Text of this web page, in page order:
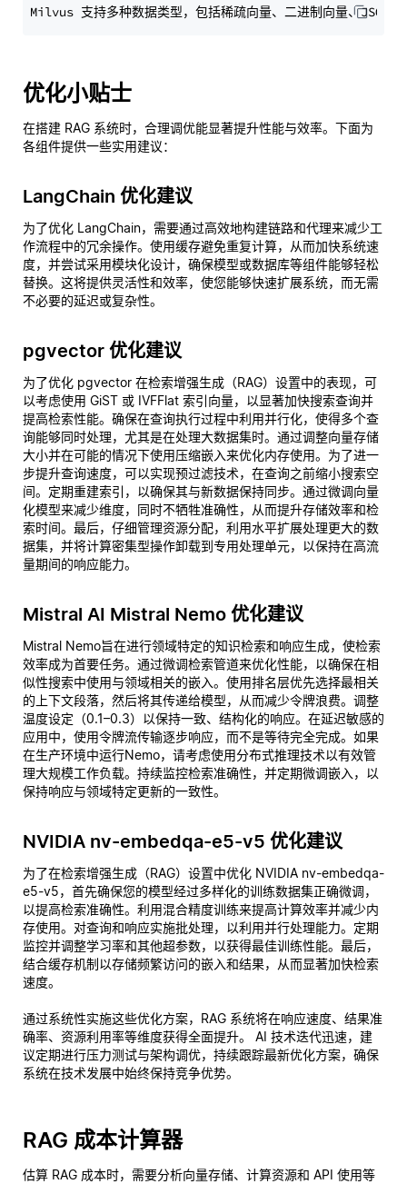
优化小贴士
在搭建 RAG 系统时，合理调优能显著提升性能与效率。下面为
各组件提供一些实用建议：
LangChain 优化建议
为了优化 LangChain，需要通过高效地构建链路和代理来减少工
作流程中的冗余操作。使用缓存避免重复计算，从而加快系统速
度，并尝试采用模块化设计，确保模型或数据库等组件能够轻松
替换。这将提供灵活性和效率，使您能够快速扩展系统，而无需
不必要的延迟或复杂性。
pgvector 优化建议
为了优化 pgvector 在检索增强生成（RAG）设置中的表现，可
以考虑使用 GiST 或 IVFFlat 索引向量，以显著加快搜索查询并
提高检索性能。确保在查询执行过程中利用并行化，使得多个查
询能够同时处理，尤其是在处理大数据集时。通过调整向量存储
大小并在可能的情况下使用压缩嵌入来优化内存使用。为了进一
步提升查询速度，可以实现预过滤技术，在查询之前缩小搜索空
间。定期重建索引，以确保其与新数据保持同步。通过微调向量
化模型来减少维度，同时不牺牲准确性，从而提升存储效率和检
索时间。最后，仔细管理资源分配，利用水平扩展处理更大的数
据集，并将计算密集型操作卸载到专用处理单元，以保持在高流
量期间的响应能力。
Mistral AI Mistral Nemo 优化建议
Mistral Nemo旨在进行领域特定的知识检索和响应生成，使检索
效率成为首要任务。通过微调检索管道来优化性能，以确保在相
似性搜索中使用与领域相关的嵌入。使用排名层优先选择最相关
的上下文段落，然后将其传递给模型，从而减少令牌浪费。调整
温度设定（0.1–0.3）以保持一致、结构化的响应。在延迟敏感的
应用中，使用令牌流传输逐步响应，而不是等待完全完成。如果
在生产环境中运行Nemo，请考虑使用分布式推理技术以有效管
理大规模工作负载。持续监控检索准确性，并定期微调嵌入，以
保持响应与领域特定更新的一致性。
NVIDIA nv-embedqa-e5-v5 优化建议
为了在检索增强生成（RAG）设置中优化 NVIDIA nv-embedqa-
e5-v5，首先确保您的模型经过多样化的训练数据集正确微调，
以提高检索准确性。利用混合精度训练来提高计算效率并减少内
存使用。对查询和响应实施批处理，以利用并行处理能力。定期
监控并调整学习率和其他超参数，以获得最佳训练性能。最后，
结合缓存机制以存储频繁访问的嵌入和结果，从而显著加快检索
速度。
通过系统性实施这些优化方案，RAG 系统将在响应速度、结果准
确率、资源利用率等维度获得全面提升。 AI 技术迭代迅速，建
议定期进行压力测试与架构调优，持续跟踪最新优化方案，确保
系统在技术发展中始终保持竞争优势。
RAG 成本计算器
估算 RAG 成本时，需要分析向量存储、计算资源和 API 使用等